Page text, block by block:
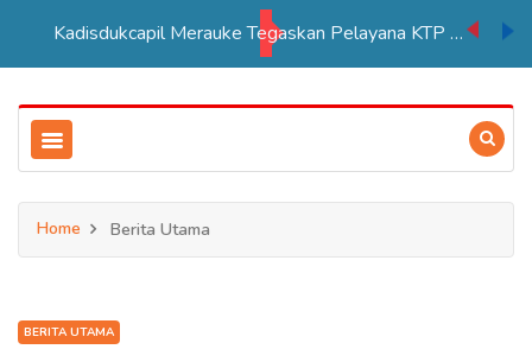
Kadisdukcapil Merauke Tegaskan Pelayana KTP Sesuai SOP
Home Berita Utama
BERITA UTAMA